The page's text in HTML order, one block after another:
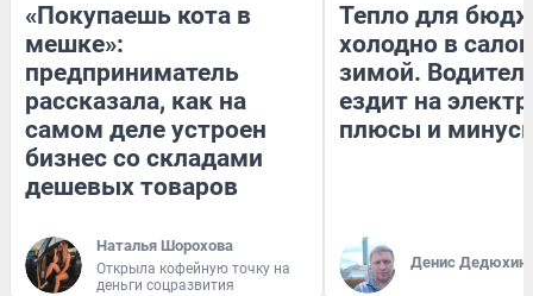
«Покупаешь кота в
мешке»:
предприниматель
рассказала, как на
самом деле устроен
бизнес со складами
дешевых товаров
Наталья Шорохова
Открыла кофейную точку на
деньги соцразвития
Тепло для
холодно в
зимой.
ездит на
плюсы и
Денис Дедюхин